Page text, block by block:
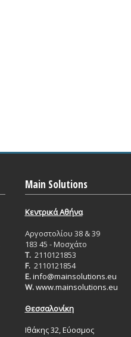
Main Solutions
Κεντρικά Aθήνα
Aργοστολίου 38 & 39
183 45 - Μοσχάτο
T.2110121853
F.2110121854
E.info@mainsolutions.eu
W.www.mainsolutions.eu
Θεσσαλονίκη
Ιθάκης 32, Εύοσμος